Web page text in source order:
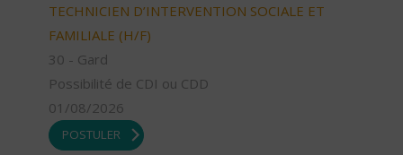
TECHNICIEN D’INTERVENTION SOCIALE ET
FAMILIALE (H/F)
30 - Gard
Possibilité de CDI ou CDD
01/08/2026
POSTULER